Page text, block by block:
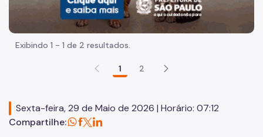
Vistoria Zoosanitária - NVZ
Vigilância Epidemiológica - NVE
Laboratório - LABZOO
Laboratório - LABFAUNA
Praça de Atendimento DVZ
Exibindo 1 - 1 de 2 resultados.
1 2
Sexta-feira, 29 de Maio de 2026 | Horário: 07:12
Compartilhe: